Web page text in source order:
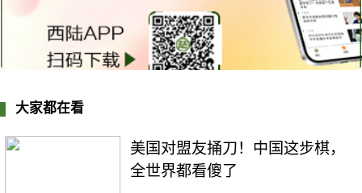
大家都在看
美国对盟友捅刀！中国这步棋，
全世界都看傻了